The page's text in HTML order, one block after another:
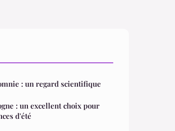
: un regard scientifique
: un excellent choix pour
d'été